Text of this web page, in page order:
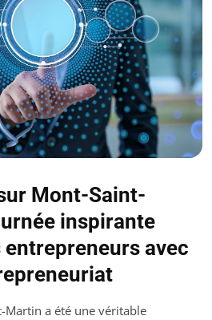
Mont-Saint-
inspirante
avec
Martin a été une véritable